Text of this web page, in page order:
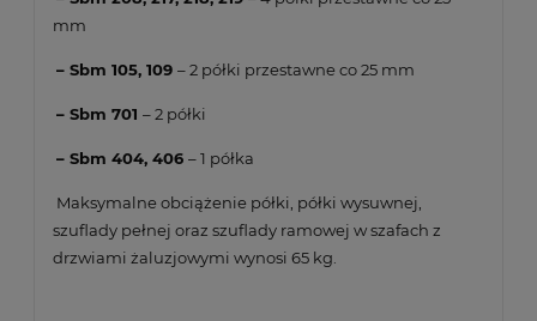
mm
– Sbm 105, 109 – 2 półki przestawne co 25 mm
– Sbm 701 – 2 półki
– Sbm 404, 406 – 1 półka
Maksymalne obciążenie półki, półki wysuwnej,
szuflady pełnej oraz szuflady ramowej w szafach z
drzwiami żaluzjowymi wynosi 65 kg.